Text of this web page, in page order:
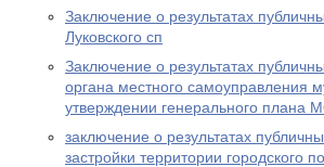
Заключение о результатах
Луковского сп
Заключение о результатах
органа местного самоуправления
утверждении генерального плана
заключение о результатах
застройки территории городского